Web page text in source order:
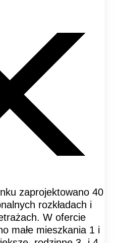
zaprojektowano 40
rozkładach i
W ofercie
małe mieszkania 1 i